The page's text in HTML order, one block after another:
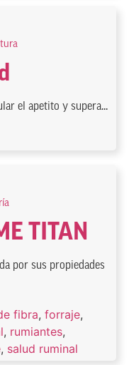
el apetito y supera...
TITAN
por sus propiedades
fibra, forraje,
, rumiantes,
, salud ruminal